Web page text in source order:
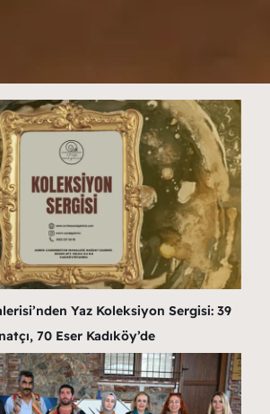
Yaz Koleksiyon Sergisi: 39
70 Eser Kadıköy’de